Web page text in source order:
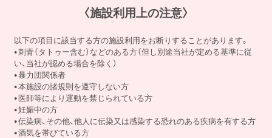
〈施設利用上の注意〉
以下の項目に該当する方の施設利用をお断りすることがあります。
刺青（タトゥー含む）などのある方（但し別途当社が定める基準に従
い、当社が認める場合を除く）
暴力団関係者
本施設の諸規則を遵守しない方
医師等により運動を禁じられている方
妊娠中の方
伝染病、その他、他人に伝染又は感染する恐れのある疾病を有する方
酒気を帯びている方